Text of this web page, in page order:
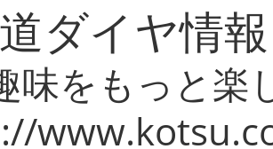
ダイヤ情
味をもっと楽